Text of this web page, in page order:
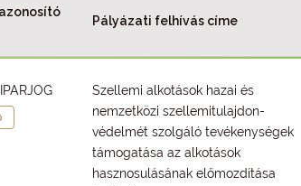
Pályázati felhívás címe
Szellemi alkotások hazai és
nemzetközi szellemitulajdon-
védelmét szolgáló tevékenységek
támogatása az alkotások
hasznosulásának előmozdítása